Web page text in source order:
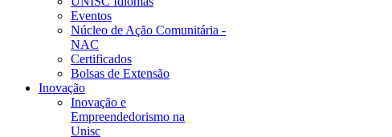
Eventos
Núcleo de Ação Comunitária -
NAC
Certificados
Bolsas de Extensão
Inovação
Inovação e
Empreendedorismo na
Unisc